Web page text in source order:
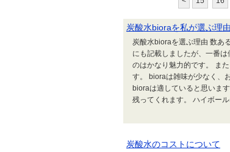
炭酸水bioraを私が選ぶ理由
炭酸水bioraを選ぶ理由 数あ
にも記載しましたが、一番
のはかなり魅力的です。 ま
す。 bioraは雑味が少なく、
bioraは適していると思いま
残ってくれます。 ハイボー
炭酸水のコストについて